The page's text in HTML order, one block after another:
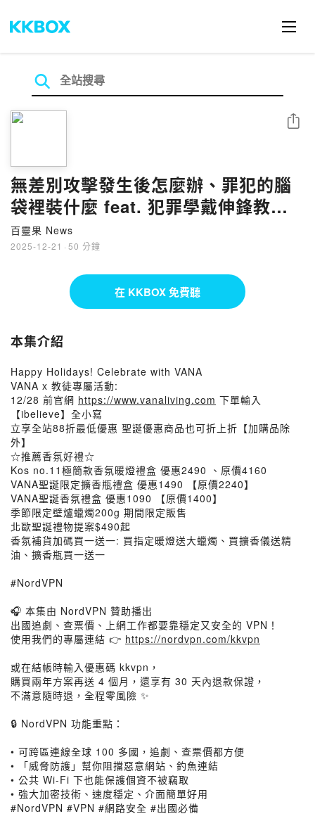
無差別攻擊發生後怎麼辦、罪犯的腦
袋裡裝什麼 feat. 犯罪學戴伸鋒教授 #
週二夜現場 #脫口秀
百靈果 News
2025-12-21 · 50 分鐘
分享
在 KKBOX 免費聽
本集介紹
Happy Holidays! Celebrate with VANA
VANA x 教徒專屬活動:
12/28 前官網 https://www.vanaliving.com 下單輸入
【ibelieve】全小寫
立享全站88折最低優惠 聖誕優惠商品也可折上折【加購品除
外】
☆推薦香氛好禮☆
Kos no.11極簡款香氛暖燈禮盒 優惠2490 、原價4160
VANA聖誕限定擴香瓶禮盒 優惠1490 【原價2240】
VANA聖誕香氛禮盒 優惠1090 【原價1400】
季節限定壁爐蠟燭200g 期間限定販售
北歐聖誕禮物提案$490起
香氛補貨加碼買一送一: 買指定暖燈送大蠟燭、買擴香儀送精
油、擴香瓶買一送一
#NordVPN
🎧 本集由 NordVPN 贊助播出
出國追劇、查票價、上網工作都要靠穩定又安全的 VPN！
使用我們的專屬連結 👉 https://nordvpn.com/kkvpn
或在結帳時輸入優惠碼 kkvpn，
購買兩年方案再送 4 個月，還享有 30 天內退款保證，
不滿意隨時退，全程零風險 ✨
🔒 NordVPN 功能重點：
• 可跨區連線全球 100 多國，追劇、查票價都方便
• 「威脅防護」幫你阻擋惡意網站、釣魚連結
• 公共 Wi-Fi 下也能保護個資不被竊取
• 強大加密技術、速度穩定、介面簡單好用
#NordVPN #VPN #網路安全 #出國必備